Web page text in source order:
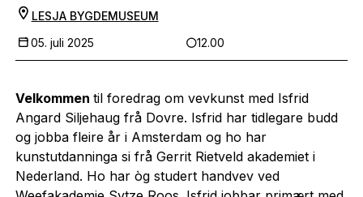
LESJA BYGDEMUSEUM
05. juli 2025
12.00
Velkommen til foredrag om vevkunst med Isfrid
Angard Siljehaug frå Dovre. Isfrid har tidlegare budd
og jobba fleire år i Amsterdam og ho har
kunstutdanninga si frå Gerrit Rietveld akademiet i
Nederland. Ho har òg studert handvev ved